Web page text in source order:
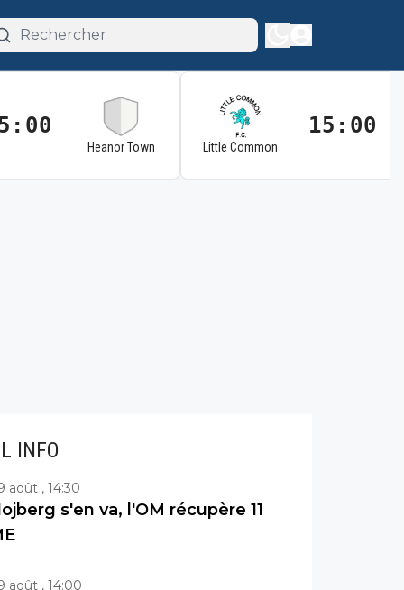
Heanor Town Little Common
15:00
INFO
août , 14:30
s'en va, l'OM récupère 11
août , 14:00